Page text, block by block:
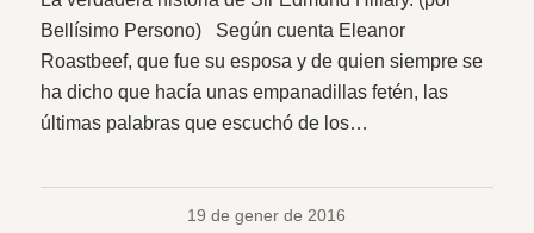
Bellísimo Persono) Según cuenta Eleanor
Roastbeef, que fue su esposa y de quien siempre se
ha dicho que hacía unas empanadillas fetén, las
últimas palabras que escuchó de los…
19 de gener de 2016